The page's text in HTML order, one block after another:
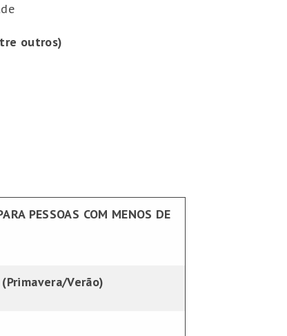
outros)
PESSOAS COM MENOS DE
Verão)